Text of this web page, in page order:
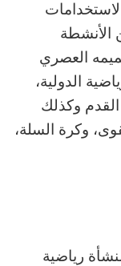
الأنشطة
العصري
الدولية،
القدم وكذلك
وكرة السلة،
رياضية